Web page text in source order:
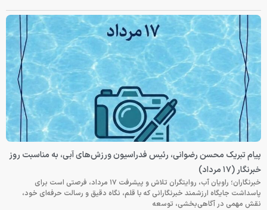
پیام تبریک محسن رضوانی، رئیس فدراسیون ورزش‌های آبی، به مناسبت روز
خبرنگار (۱۷ مرداد)
خبرنگاران؛ راویان آب، روایتگران تلاش و پیشرفت ۱۷ مرداد، فرصتی است برای
پاسداشت جایگاه ارزشمند خبرنگارانی که با قلم، نگاه دقیق و رسالت حرفه‌ای خود،
نقش مهمی در آگاهی‌بخشی، توسعه